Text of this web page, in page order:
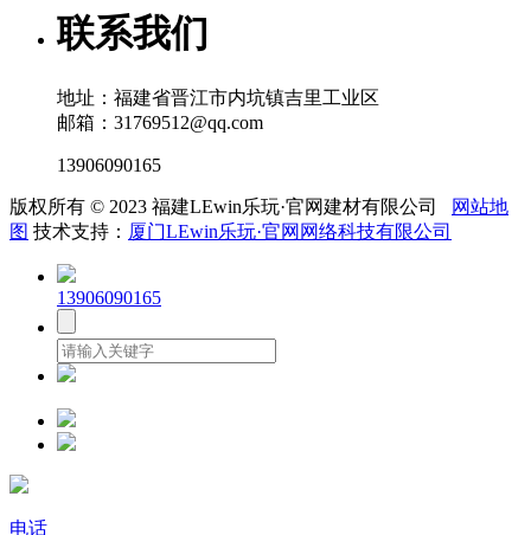
联系我们
地址：福建省晋江市内坑镇吉里工业区
邮箱：31769512@qq.com
13906090165
版权所有 © 2023 福建LEwin乐玩·官网建材有限公司
网站地
图 技术支持： 厦门LEwin乐玩·官网网络科技有限公司
13906090165
电话